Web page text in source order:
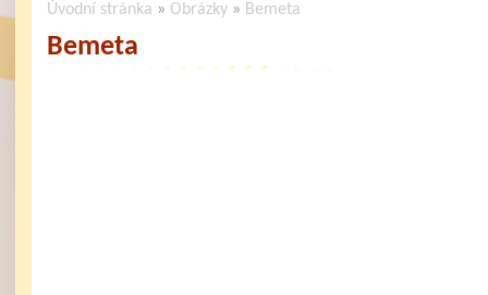
Úvodní stránka » Obrázky » Bemeta
Bemeta